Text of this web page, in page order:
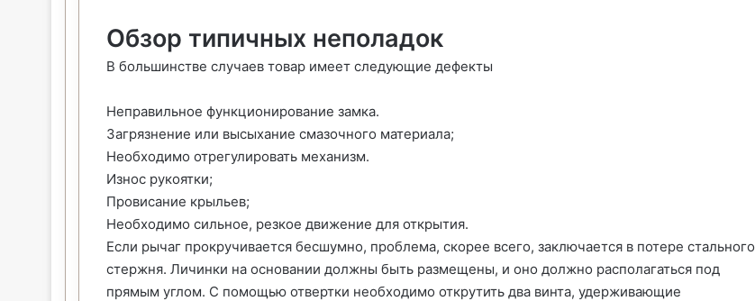
Обзор типичных неполадок
В большинстве случаев товар имеет следующие дефекты
Неправильное функционирование замка.
Загрязнение или высыхание смазочного материала;
Необходимо отрегулировать механизм.
Износ рукоятки;
Провисание крыльев;
Необходимо сильное, резкое движение для открытия.
Если рычаг прокручивается бесшумно, проблема, скорее всего, заключается в потере стального
стержня. Личинки на основании должны быть размещены, и оно должно располагаться под
прямым углом. С помощью отвертки необходимо открутить два винта, удерживающие